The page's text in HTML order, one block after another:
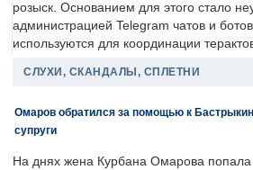
розыск. Основанием для этого стало
администрацией Telegram чатов и
используются для координации
СЛУХИ, СКАНДАЛЫ, СПЛЕТНИ
Омаров обратился за помощью к
супруги
На днях жена Курбана Омарова попала